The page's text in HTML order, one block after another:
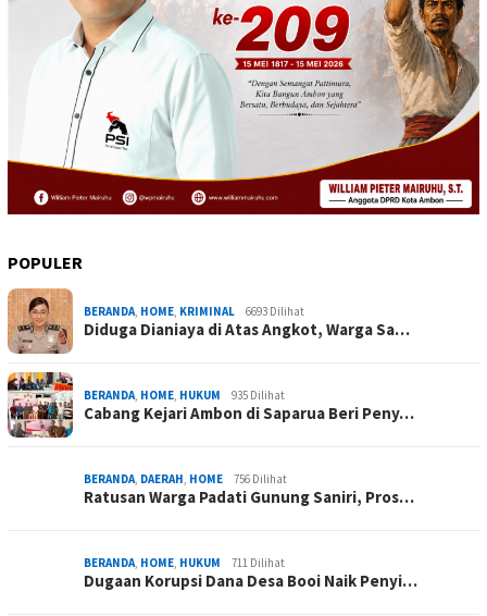
POPULER
BERANDA, HOME, KRIMINAL 6693 Dilihat
Diduga Dianiaya di Atas Angkot, Warga Sa…
BERANDA, HOME, HUKUM 935 Dilihat
Cabang Kejari Ambon di Saparua Beri Peny…
BERANDA, DAERAH, HOME 756 Dilihat
Ratusan Warga Padati Gunung Saniri, Pros…
BERANDA, HOME, HUKUM 711 Dilihat
Dugaan Korupsi Dana Desa Booi Naik Penyi…